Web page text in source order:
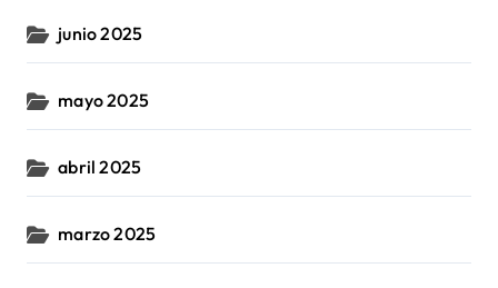
junio 2025
mayo 2025
abril 2025
marzo 2025